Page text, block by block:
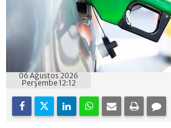
06 Ağustos 2026
Perşembe 12:12